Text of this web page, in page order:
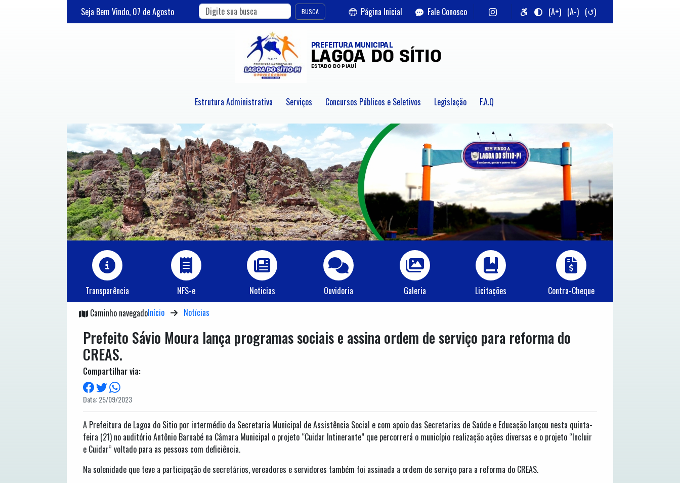
Seja Bem Vindo, 07 deAgosto BUSCA Página Inicial Fale Conosco (A+) (A-) (↺)
Estrutura Administrativa Serviços Concursos Públicos e Seletivos Legislação F.A.Q
Transparência NFS-e Noticias Ouvidoria Galeria Licitações
Contra-Cheque
Caminho navegadoInício Notícias
Prefeito Sávio Moura lança programas sociais e assina ordem de serviço para reforma do
CREAS.
Compartilhar via:
Data: 25/09/2023
A Prefeitura de Lagoa do Sitio por intermédio da Secretaria Municipal de Assistência Social e com apoio das Secretarias de Saúde e Educação lançou nesta quinta-
feira (21) no auditório Antônio Barnabé na Câmara Municipal o projeto “Cuidar Intinerante” que percorrerá o município realização ações diversas e o projeto “Incluir
e Cuidar” voltado para as pessoas com deficiência.
Na solenidade que teve a participação de secretários, vereadores e servidores também foi assinada a ordem de serviço para a reforma do CREAS.